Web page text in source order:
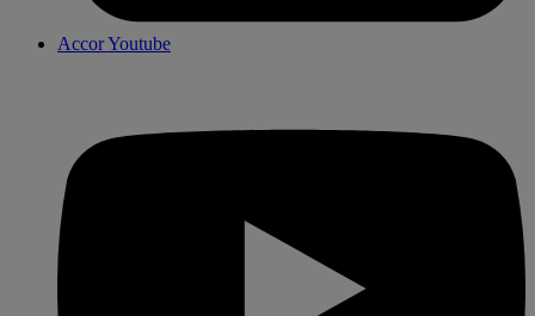
Accor Youtube